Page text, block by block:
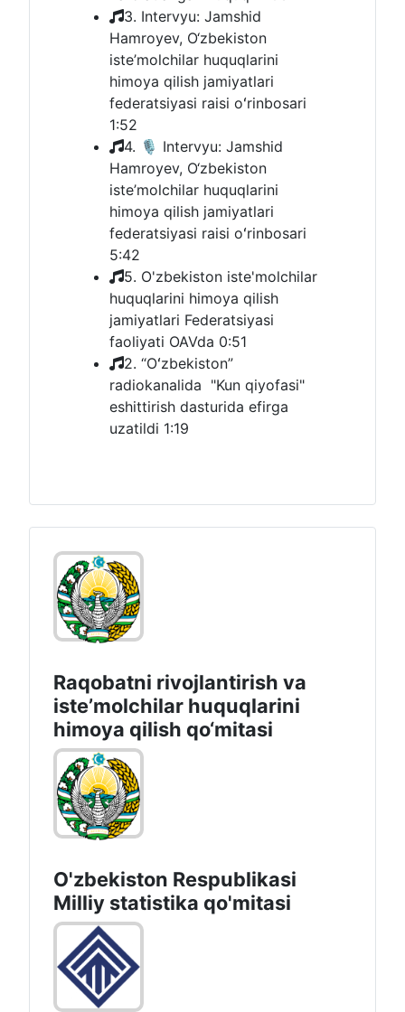
3. Intervyu: Jamshid
Hamroyev, O‘zbekiston
iste’molchilar huquqlarini
himoya qilish jamiyatlari
federatsiyasi raisi oʻrinbosari
1:52
4. 🎙 Intervyu: Jamshid
Hamroyev, O‘zbekiston
iste’molchilar huquqlarini
himoya qilish jamiyatlari
federatsiyasi raisi oʻrinbosari
5:42
5. O'zbekiston iste'molchilar
huquqlarini himoya qilish
jamiyatlari Federatsiyasi
faoliyati OAVda 0:51
2. “Oʻzbekiston”
radiokanalida "Kun qiyofasi"
eshittirish dasturida efirga
uzatildi 1:19
Raqobatni rivojlantirish va
isteʼmolchilar huquqlarini
himoya qilish qo‘mitasi
O'zbekiston Respublikasi
Milliy statistika qo'mitasi